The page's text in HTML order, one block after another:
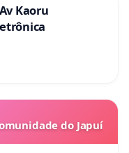
Kaoru
do Japuí